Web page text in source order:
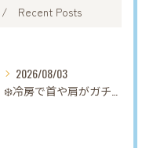
Recent Posts
2026/08/03